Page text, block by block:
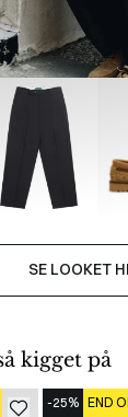
SE LOOKET
kigget på
-25% END